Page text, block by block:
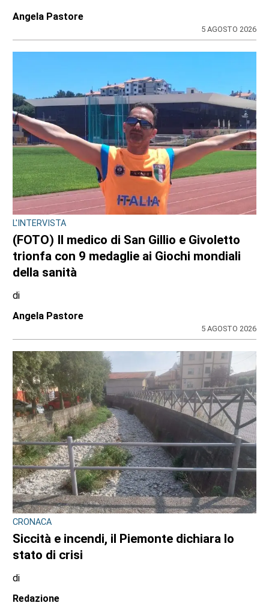
Angela Pastore
5 AGOSTO 2026
L'INTERVISTA
(FOTO) Il medico di San Gillio e Givoletto
trionfa con 9 medaglie ai Giochi mondiali
della sanità
di
Angela Pastore
5 AGOSTO 2026
CRONACA
Siccità e incendi, il Piemonte dichiara lo
stato di crisi
di
Redazione